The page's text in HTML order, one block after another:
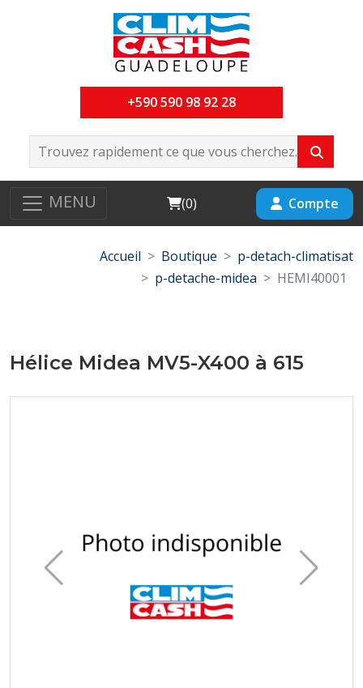
+590 590 98 92 28
MENU Cart
(0) Compte
Accueil Boutique
p-detach-climatisat
p-detache-midea
HEMI40001
Hélice Midea MV5-X400 à 615